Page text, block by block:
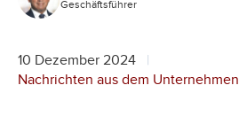
Geschäftsführer
10 Dezember 2024
Nachrichten aus dem Unternehmen